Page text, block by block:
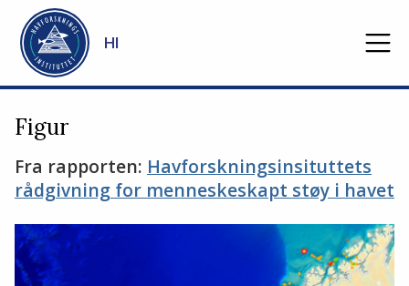
Gå til hovedinnhold
HI
Figur
Fra rapporten: Havforskningsinsituttets
rådgivning for menneskeskapt støy i havet